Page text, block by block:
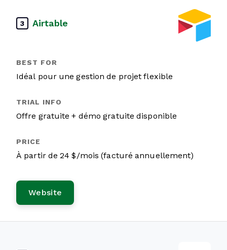
3 Airtable
Idéal pour une gestion de projet flexible
Offre gratuite + démo gratuite disponible
À partir de 24 $/mois (facturé annuellement)
Website